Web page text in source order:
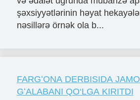
şəxsiyyətlərinin həyat
nəsillərə örnək ola b...
FARGʻONA DERBISIDA
GʻALABANI QO‘LGA KIRITDI